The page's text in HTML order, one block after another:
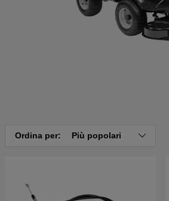
Ordina per: Più popolari